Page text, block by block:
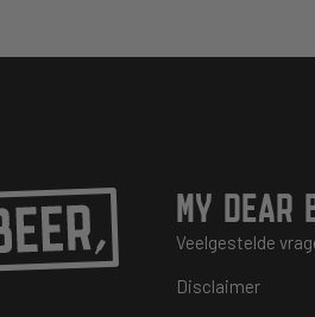
MY DEAR
Veelgestelde
Disclaimer